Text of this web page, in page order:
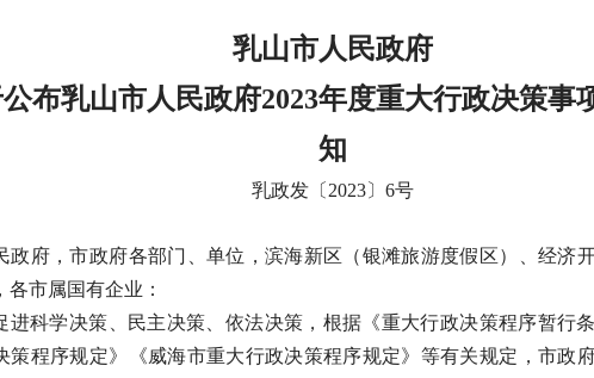
乳山市人民政府
公布乳山市人民政府2023年度重大行政决策事
知
乳政发〔 2023〕6号
政府，市政府各部门、单位，滨海新区 （银滩旅游度假区）
、经济
各市属国有企业：
进科学决策、民主决策、依法决策，根据《重大行政决策程序暂行
策程序规定》《威海市重大行政决策程序规定》等有关规定，市政